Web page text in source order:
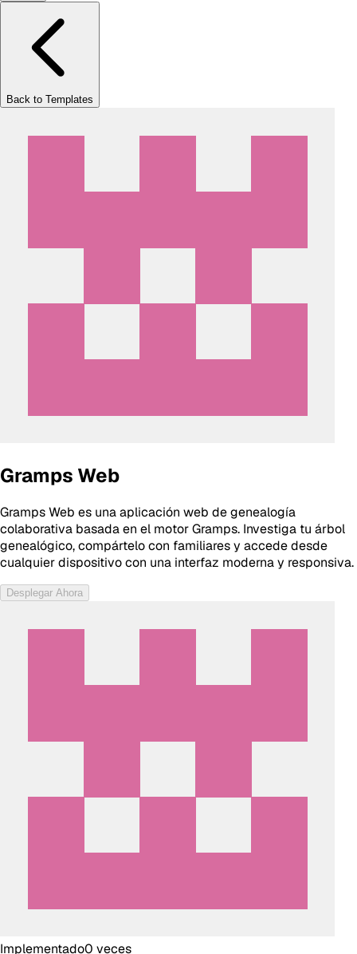
Back to Templates
Gramps Web
Gramps Web es una aplicación web de genealogía
colaborativa basada en el motor Gramps. Investiga tu árbol
genealógico, compártelo con familiares y accede desde
cualquier dispositivo con una interfaz moderna y responsiva.
Desplegar Ahora
Implementado0 veces